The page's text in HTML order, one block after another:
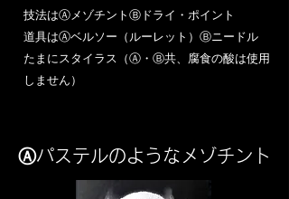
​技法はⒶメゾチントⒷドライ・ポイント
道具はⒶベルソー（ルーレット）Ⓑニードル
​たまにスタイラス（Ⓐ・Ⓑ共、腐食の酸は使用
しません）
Ⓐパステルのようなメゾチント